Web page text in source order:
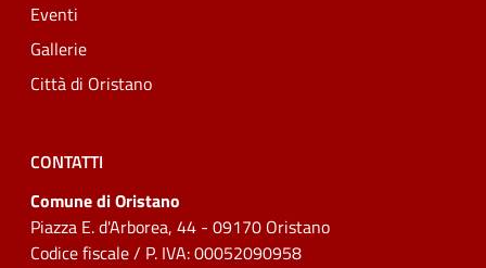
Eventi
Gallerie
Città di Oristano
CONTATTI
Comune di Oristano
Piazza E. d'Arborea, 44 - 09170 Oristano
Codice fiscale / P. IVA: 00052090958